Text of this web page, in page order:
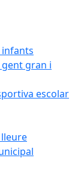
gran i
escolar